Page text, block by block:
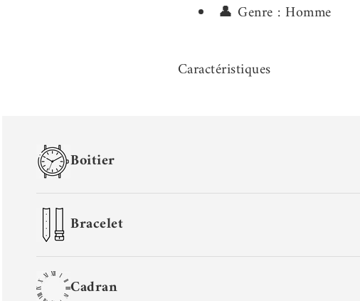
👤 Genre : Homme
Caractéristiques
Boitier
Bracelet
Cadran